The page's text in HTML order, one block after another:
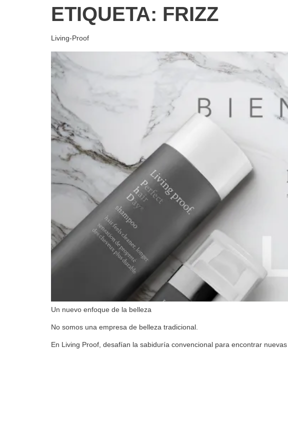
ETIQUETA: FRIZZ
Living-Proof
Un nuevo enfoque de la belleza
No somos una empresa de belleza tradicional.
En Living Proof, desafían la sabiduría convencional para encontrar